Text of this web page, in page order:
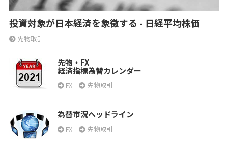
投資対象が日本経済を象徴する - 日経平均株価
先物取引
先物・FX
経済指標為替カレンダー
FX 先物取引
為替市況ヘッドライン
FX 先物取引